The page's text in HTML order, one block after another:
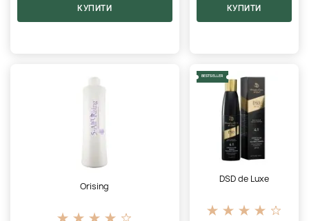
КУПИТИ КУПИТИ
Orising
BESTSELLER
DSD de Luxe